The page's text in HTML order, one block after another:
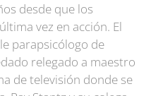
desde que los
vez en acción. El
parapsicólogo de
relegado a maestro
de televisión donde se